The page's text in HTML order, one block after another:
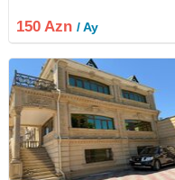
150 Azn/ Ay